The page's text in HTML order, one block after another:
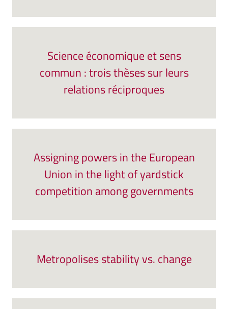
Science économique et sens
commun : trois thèses sur leurs
relations réciproques
Assigning powers in the European
Union in the light of yardstick
competition among governments
Metropolises stability vs. change